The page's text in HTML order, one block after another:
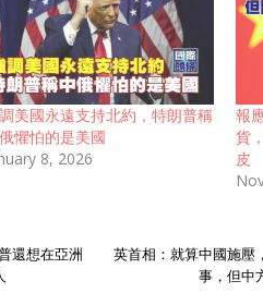
美國永遠支持北約，特朗普稱
懼怕的是美國
8, 2026
報
貨
皮
還想在亞洲
英首相：就算中國施壓
事，但中